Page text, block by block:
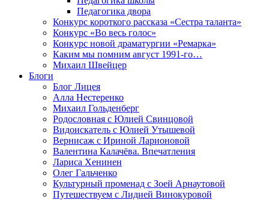
Педагогика двора
Конкурс короткого рассказа «Сестра таланта»
Конкурс «Во весь голос»
Конкурс новой драматургии «Ремарка»
Каким мы помним август 1991-го…
Михаил Швейцер
Блоги
Блог Лицея
Алла Нестеренко
Михаил Гольденберг
Родословная с Юлией Свинцовой
Видоискатель с Юлией Утышевой
Вернисаж с Ириной Ларионовой
Валентина Калачёва. Впечатления
Лариса Хенинен
Олег Гальченко
Культурный променад с Зоей Арнаутовой
Путешествуем с Лидией Винокуровой